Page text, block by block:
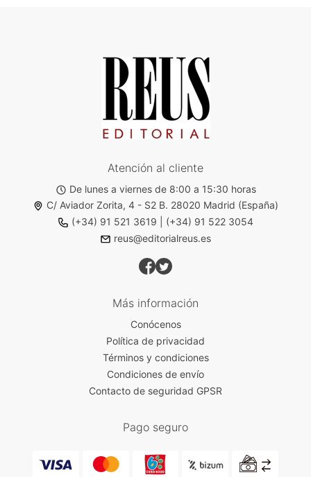
Atención al cliente
De lunes a viernes de 8:00 a 15:30 horas
C/ Aviador Zorita, 4 - S2 B. 28020 Madrid (España)
(+34) 91 521 3619
(+34) 91 522 3054
reus@editorialreus.es
Más información
Conócenos
Política de privacidad
Términos y condiciones
Condiciones de envío
Contacto de seguridad GPSR
Pago seguro